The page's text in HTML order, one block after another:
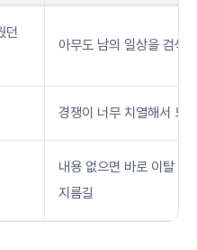
던
아무도 남의 일상을 검색
경쟁이 너무 치열해서 노
내용 없으면 바로 이탈 ->
지름길